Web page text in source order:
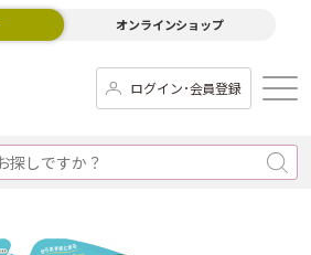
オンラインショップ
ログイン･会員登録